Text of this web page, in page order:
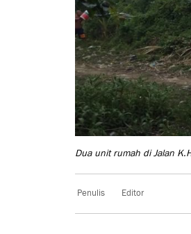
Dua unit rumah di Jalan
Penulis Editor